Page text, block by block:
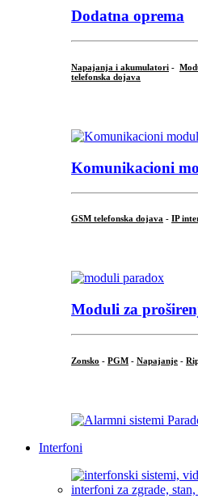
Dodatna oprema
Napajanja i akumulatori -
telefonska dojava
Komunikacioni
GSM telefonska dojava - IP
Moduli za
Zonsko - PGM - Napajanje -
Interfoni